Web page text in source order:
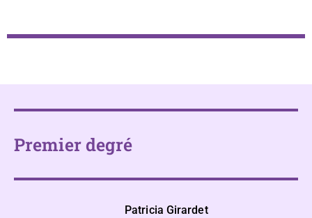
Premier degré
Patricia Girardet